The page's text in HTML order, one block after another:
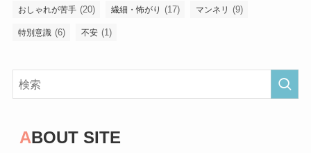
おしゃれが苦手 (20) 繊細・怖がり (17) マンネリ (9)
特別意識 (6) 不安 (1)
ABOUT SITE